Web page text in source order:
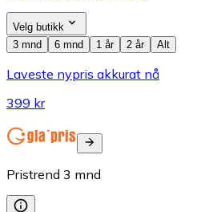
Velg butikk
3 mnd
6 mnd 1 år 2 år Alt
Laveste nypris akkurat nå
399 kr
Pristrend 3 mnd